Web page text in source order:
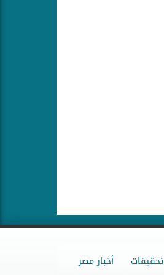
تحقيقات أخبار مصر